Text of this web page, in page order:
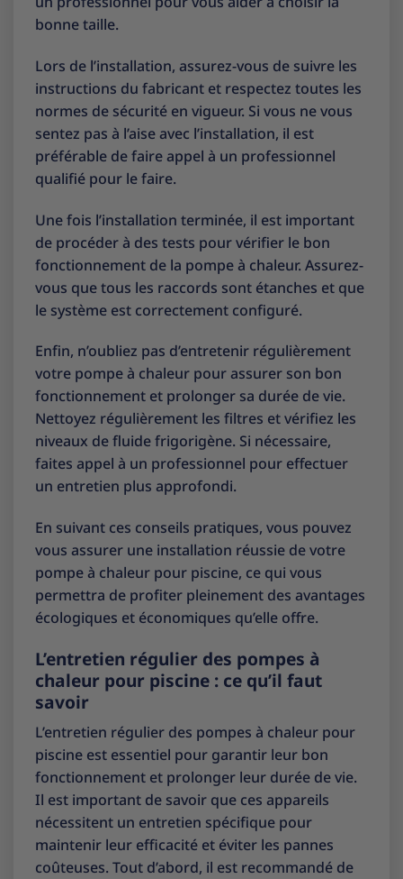
bonne taille.
Lors de l’installation, assurez-vous de suivre les
instructions du fabricant et respectez toutes les
normes de sécurité en vigueur. Si vous ne vous
sentez pas à l’aise avec l’installation, il est
préférable de faire appel à un professionnel
qualifié pour le faire.
Une fois l’installation terminée, il est important
de procéder à des tests pour vérifier le bon
fonctionnement de la pompe à chaleur. Assurez-
vous que tous les raccords sont étanches et que
le système est correctement configuré.
Enfin, n’oubliez pas d’entretenir régulièrement
votre pompe à chaleur pour assurer son bon
fonctionnement et prolonger sa durée de vie.
Nettoyez régulièrement les filtres et vérifiez les
niveaux de fluide frigorigène. Si nécessaire,
faites appel à un professionnel pour effectuer
un entretien plus approfondi.
En suivant ces conseils pratiques, vous pouvez
vous assurer une installation réussie de votre
pompe à chaleur pour piscine, ce qui vous
permettra de profiter pleinement des avantages
écologiques et économiques qu’elle offre.
L’entretien régulier des pompes à
chaleur pour piscine : ce qu’il faut
savoir
L’entretien régulier des pompes à chaleur pour
piscine est essentiel pour garantir leur bon
fonctionnement et prolonger leur durée de vie.
Il est important de savoir que ces appareils
nécessitent un entretien spécifique pour
maintenir leur efficacité et éviter les pannes
coûteuses. Tout d’abord, il est recommandé de